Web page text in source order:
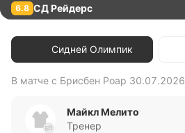
6.8 СД Рейдерс
Сидней Олимпик
В матче с Брисбен Роар 30.07.2026
Майкл Мелито
Тренер